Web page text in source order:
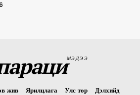
МЭДЭЭ
жив Ярилцлага Улс төр
Дэлхийд